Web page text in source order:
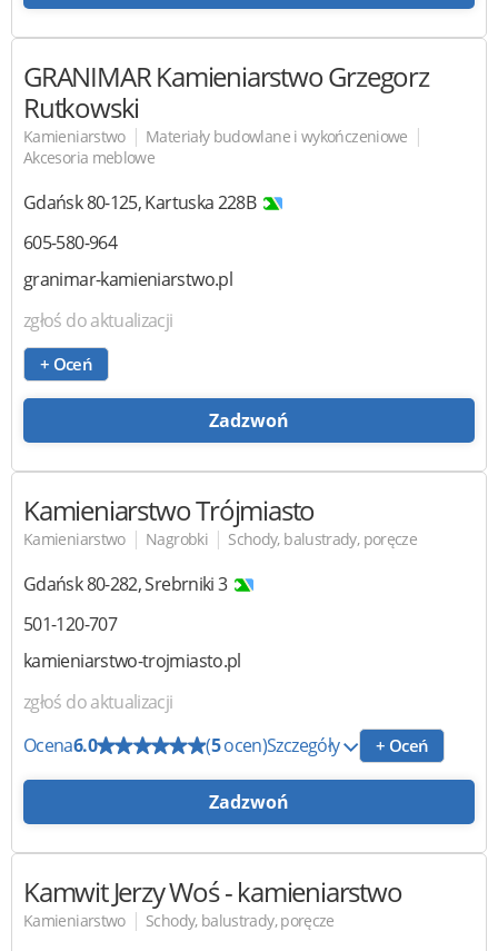
GRANIMAR KamieniarstwoGrzegorz
Rutkowski
Kamieniarstwo | Materiały budowlane i wykończeniowe |
Akcesoria meblowe
Gdańsk80-125,Kartuska 228B
605-580-964
granimar-kamieniarstwo.pl
zgłoś do aktualizacji
+ Oceń
Zadzwoń
Kamieniarstwo Trójmiasto
Kamieniarstwo | Nagrobki | Schody, balustrady, poręcze
Gdańsk80-282,Srebrniki 3
501-120-707
kamieniarstwo-trojmiasto.pl
zgłoś do aktualizacji
Ocena6.0 (5ocen)Szczegóły + Oceń
Zadzwoń
Kamwit Jerzy Woś- kamieniarstwo
Kamieniarstwo | Schody, balustrady, poręcze